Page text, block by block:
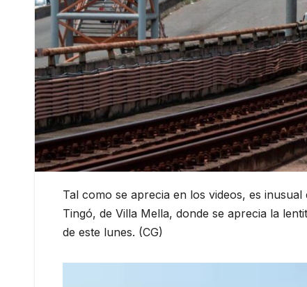
Tal como se aprecia en los videos, es
Tingó, de Villa Mella, donde se aprecia la
de este lunes. (CG)